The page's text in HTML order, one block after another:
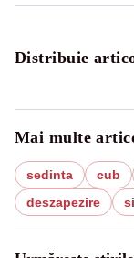
Distribuie
Mai multe
sedinta cub
deszapezire